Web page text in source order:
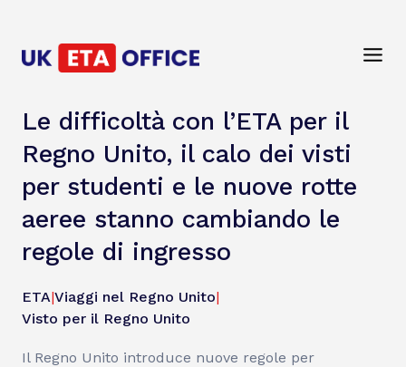
Le difficoltà con l’ETA per il
Regno Unito, il calo dei visti
per studenti e le nuove rotte
aeree stanno cambiando le
regole di ingresso
ETA|Viaggi nel Regno Unito|
Visto per il Regno Unito
Il Regno Unito introduce nuove regole per